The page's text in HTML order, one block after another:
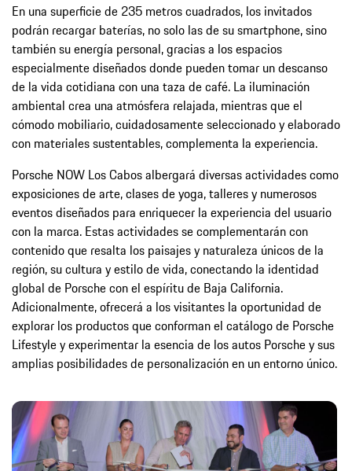
En una superficie de 235 metros cuadrados, los invitados
podrán recargar baterías, no solo las de su smartphone, sino
también su energía personal, gracias a los espacios
especialmente diseñados donde pueden tomar un descanso
de la vida cotidiana con una taza de café. La iluminación
ambiental crea una atmósfera relajada, mientras que el
cómodo mobiliario, cuidadosamente seleccionado y elaborado
con materiales sustentables, complementa la experiencia.
Porsche NOW Los Cabos albergará diversas actividades como
exposiciones de arte, clases de yoga, talleres y numerosos
eventos diseñados para enriquecer la experiencia del usuario
con la marca. Estas actividades se complementarán con
contenido que resalta los paisajes y naturaleza únicos de la
región, su cultura y estilo de vida, conectando la identidad
global de Porsche con el espíritu de Baja California.
Adicionalmente, ofrecerá a los visitantes la oportunidad de
explorar los productos que conforman el catálogo de Porsche
Lifestyle y experimentar la esencia de los autos Porsche y sus
amplias posibilidades de personalización en un entorno único.